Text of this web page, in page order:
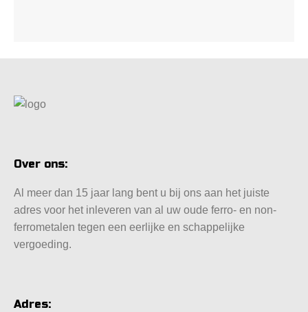
Over ons:
Al meer dan 15 jaar lang bent u bij ons aan het juiste
adres voor het inleveren van al uw oude ferro- en non-
ferrometalen tegen een eerlijke en schappelijke
vergoeding.
Adres: